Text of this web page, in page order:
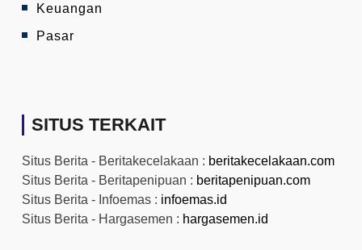
Keuangan
Pasar
SITUS TERKAIT
Situs Berita - Beritakecelakaan : beritakecelakaan.com
Situs Berita - Beritapenipuan : beritapenipuan.com
Situs Berita - Infoemas : infoemas.id
Situs Berita - Hargasemen : hargasemen.id